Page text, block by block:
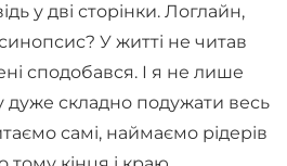
у дві сторінки. Логлайн,
У житті не читав
сподобався. І я не лише
дуже складно подужати весь
самі, наймаємо рідерів